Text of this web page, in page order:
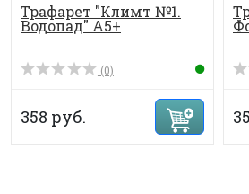
Трафарет "Климт №1.
Водопад" А5+
(0)
358 руб.